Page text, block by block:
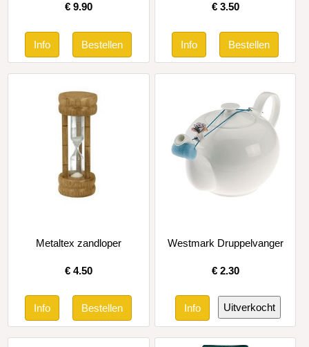
€ 9.90 € 3.50
Metaltex zandloper
€ 4.50
Westmark Druppelvanger
€ 2.30